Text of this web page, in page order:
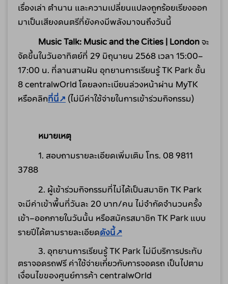
เรื่องเล่า ตำนาน และความเปลี่ยนแปลงถูกร้อยเรียงออก
มาเป็นเสียงดนตรีที่ยังคงมีพลังมาจนถึงวันนี้
Music Talk: Music and the Cities | London จะ
จัดขึ้นในวันอาทิตย์ที่ 29 มิถุนายน 2568 เวลา 15:00–
17:00 น. ที่ลานสานฝัน อุทยานการเรียนรู้ TK Park ชั้น
8 centralwOrld โดยลงทะเบียนล่วงหน้าผ่าน MyTK
หรือคลิกที่นี่↗ (ไม่มีค่าใช้จ่ายในการเข้าร่วมกิจกรรม)
หมายเหตุ
1. สอบถามรายละเอียดเพิ่มเติม โทร. 08 9811
3788
2. ผู้เข้าร่วมกิจกรรมที่ไม่ได้เป็นสมาชิก TK Park
จะมีค่าเข้าพื้นที่วันละ 20 บาท/คน ไม่จำกัดจำนวนครั้ง
เข้า–ออกภายในวันนั้น หรือสมัครสมาชิก TK Park แบบ
รายปีได้ตามรายละเอียดดังนี้↗
3. อุทยานการเรียนรู้ TK Park ไม่มีบริการประทับ
ตราจอดรถฟรี ค่าใช้จ่ายเกี่ยวกับการจอดรถ เป็นไปตาม
เงื่อนไขของศูนย์การค้า centralwOrld